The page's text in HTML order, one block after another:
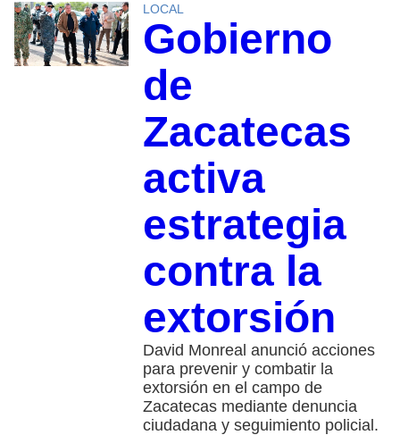
LOCAL
Gobierno
de
Zacatecas
activa
estrategia
contra la
extorsión
David Monreal anunció acciones
para prevenir y combatir la
extorsión en el campo de
Zacatecas mediante denuncia
ciudadana y seguimiento policial.